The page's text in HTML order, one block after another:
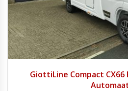
GiottiLine Compact